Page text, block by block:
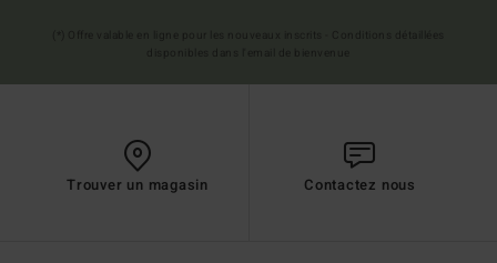
Trouver un magasin Contactez nous